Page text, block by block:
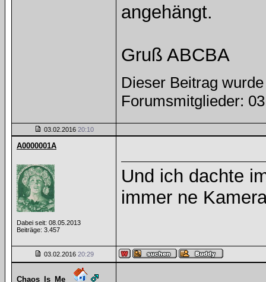
angehängt.
Gruß ABCBA
Dieser Beitrag
Forumsmitglieder:
03.02.2016 20:10
A0000001A
Dabei seit: 08.05.2013
Beiträge: 3.457
Und ich dachte
immer ne
03.02.2016 20:29
Chaos_Is_Me